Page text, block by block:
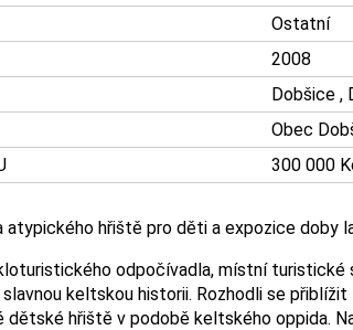
Ostatní
2008
Dobšice ,
Obec
300 000
atypického hřiště pro děti a expozice doby
odpočívadla, místní
keltskou historii. Rozhodli se
dětské hřiště v podobě keltského oppida.